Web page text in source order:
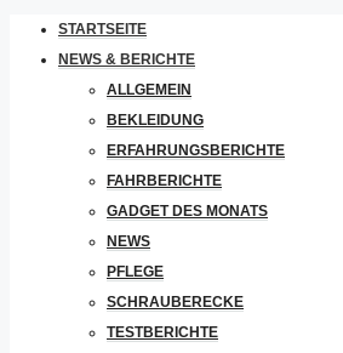
STARTSEITE
NEWS & BERICHTE
ALLGEMEIN
BEKLEIDUNG
ERFAHRUNGSBERICHTE
FAHRBERICHTE
GADGET DES MONATS
NEWS
PFLEGE
SCHRAUBERECKE
TESTBERICHTE